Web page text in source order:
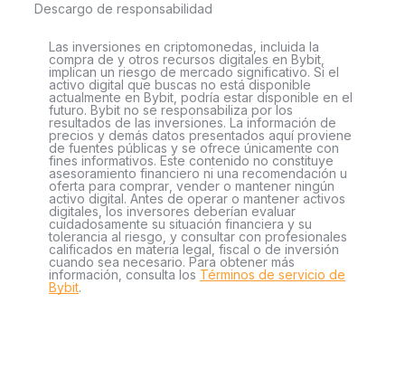
Descargo de responsabilidad
Las inversiones en criptomonedas, incluida la
compra de y otros recursos digitales en Bybit,
implican un riesgo de mercado significativo. Si el
activo digital que buscas no está disponible
actualmente en Bybit, podría estar disponible en el
futuro. Bybit no se responsabiliza por los
resultados de las inversiones. La información de
precios y demás datos presentados aquí proviene
de fuentes públicas y se ofrece únicamente con
fines informativos. Este contenido no constituye
asesoramiento financiero ni una recomendación u
oferta para comprar, vender o mantener ningún
activo digital. Antes de operar o mantener activos
digitales, los inversores deberían evaluar
cuidadosamente su situación financiera y su
tolerancia al riesgo, y consultar con profesionales
calificados en materia legal, fiscal o de inversión
cuando sea necesario. Para obtener más
información, consulta los Términos de servicio de
Bybit.